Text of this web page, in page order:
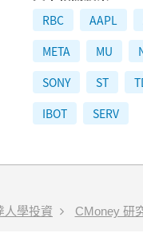
RBC AAPL
META
MU
SONY
ST
IBOT
SERV
人學投資 CMoney 研